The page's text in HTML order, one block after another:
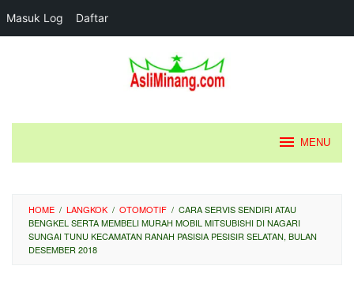
Masuk Log Daftar
MENU
HOME / LANGKOK / OTOMOTIF / CARA SERVIS SENDIRI ATAU
BENGKEL SERTA MEMBELI MURAH MOBIL MITSUBISHI DI NAGARI
SUNGAI TUNU KECAMATAN RANAH PASISIA PESISIR SELATAN, BULAN
DESEMBER 2018